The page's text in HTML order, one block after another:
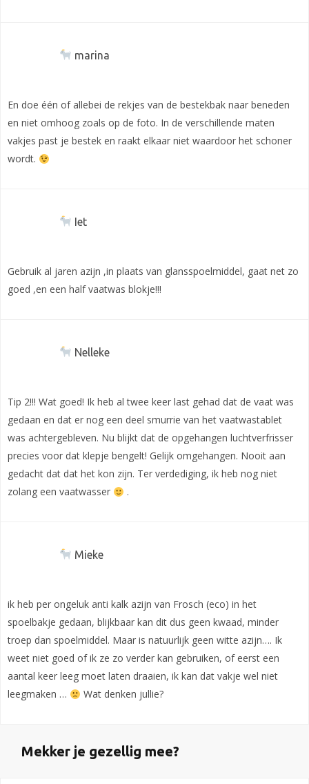
marina
En doe één of allebei de rekjes van de bestekbak naar beneden
en niet omhoog zoals op de foto. In de verschillende maten
vakjes past je bestek en raakt elkaar niet waardoor het schoner
wordt.
Iet
Gebruik al jaren azijn ,in plaats van glansspoelmiddel, gaat net zo
goed ,en een half vaatwas blokje!!!
Nelleke
Tip 2!!! Wat goed! Ik heb al twee keer last gehad dat de vaat was
gedaan en dat er nog een deel smurrie van het vaatwastablet
was achtergebleven. Nu blijkt dat de opgehangen luchtverfrisser
precies voor dat klepje bengelt! Gelijk omgehangen. Nooit aan
gedacht dat dat het kon zijn. Ter verdediging, ik heb nog niet
zolang een vaatwasser
.
Mieke
ik heb per ongeluk anti kalk azijn van Frosch (eco) in het
spoelbakje gedaan, blijkbaar kan dit dus geen kwaad, minder
troep dan spoelmiddel. Maar is natuurlijk geen witte azijn…. Ik
weet niet goed of ik ze zo verder kan gebruiken, of eerst een
aantal keer leeg moet laten draaien, ik kan dat vakje wel niet
leegmaken …
Wat denken jullie?
Mekker je gezellig mee?